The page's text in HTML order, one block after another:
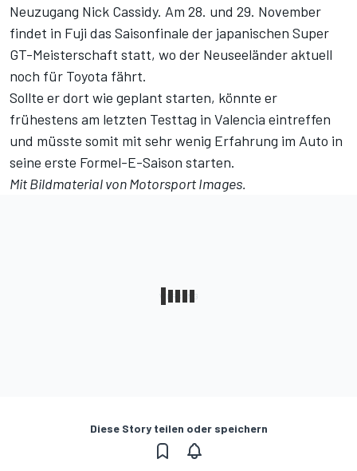
Neuzugang Nick Cassidy. Am 28. und 29. November
findet in Fuji das Saisonfinale der japanischen Super
GT-Meisterschaft statt, wo der Neuseeländer aktuell
noch für Toyota fährt.
Sollte er dort wie geplant starten, könnte er
frühestens am letzten Testtag in Valencia eintreffen
und müsste somit mit sehr wenig Erfahrung im Auto in
seine erste Formel-E-Saison starten.
Mit Bildmaterial von Motorsport Images.
Diese Story teilen oder speichern